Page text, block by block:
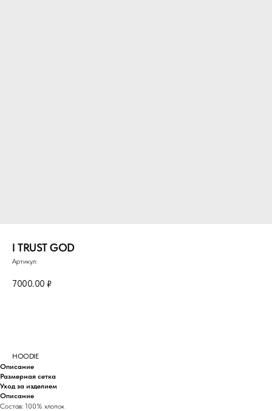
I TRUST GOD
Артикул:
7000.00 ₽
HOODIE
Описание
Размерная сетка
Уход за изделием
Описание
Состав: 100% хлопок